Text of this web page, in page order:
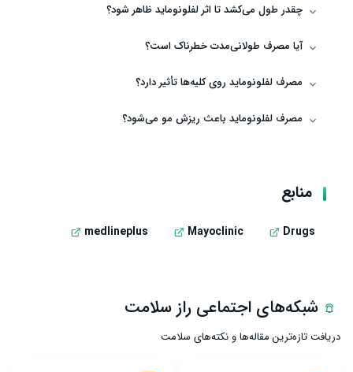
چقدر طول می‌کشد تا اثر لفلونوماید ظاهر شود؟
آیا مصرف طولانی‌مدت خطرناک است؟
مصرف لفلونوماید روی کلیه‌ها تأثیر دارد؟
مصرف لفلونوماید باعث ریزش مو می‌شود؟
منابع
Drugs
Mayoclinic
medlineplus
شبکه‌های اجتماعی راز سلامت
دریافت تازه‌ترین مقاله‌ها و نکته‌های سلامت